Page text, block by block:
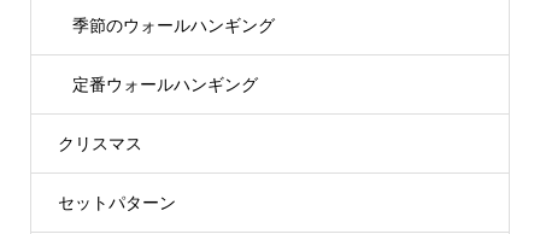
季節のウォールハンギング
定番ウォールハンギング
クリスマス
セットパターン